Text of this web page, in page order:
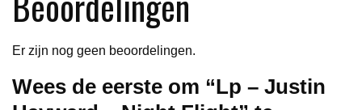
Er zijn nog geen beoordelingen.
Wees de eerste om “Lp – Justin